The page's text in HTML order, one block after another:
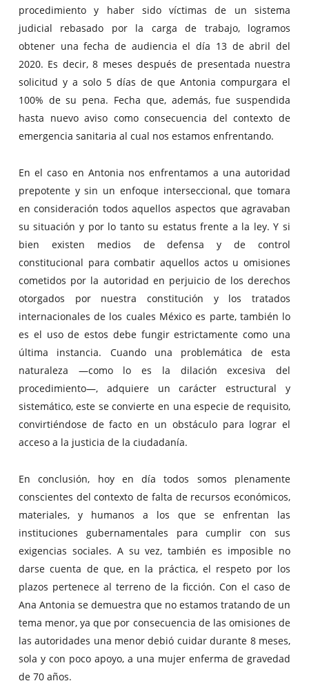
procedimiento y haber sido víctimas de un sistema
judicial rebasado por la carga de trabajo, logramos
obtener una fecha de audiencia el día 13 de abril del
2020. Es decir, 8 meses después de presentada nuestra
solicitud y a solo 5 días de que Antonia compurgara el
100% de su pena. Fecha que, además, fue suspendida
hasta nuevo aviso como consecuencia del contexto de
emergencia sanitaria al cual nos estamos enfrentando.
En el caso en Antonia nos enfrentamos a una autoridad
prepotente y sin un enfoque interseccional, que tomara
en consideración todos aquellos aspectos que agravaban
su situación y por lo tanto su estatus frente a la ley. Y si
bien existen medios de defensa y de control
constitucional para combatir aquellos actos u omisiones
cometidos por la autoridad en perjuicio de los derechos
otorgados por nuestra constitución y los tratados
internacionales de los cuales México es parte, también lo
es el uso de estos debe fungir estrictamente como una
última instancia. Cuando una problemática de esta
naturaleza —como lo es la dilación excesiva del
procedimiento—, adquiere un carácter estructural y
sistemático, este se convierte en una especie de requisito,
convirtiéndose de facto en un obstáculo para lograr el
acceso a la justicia de la ciudadanía.
En conclusión, hoy en día todos somos plenamente
conscientes del contexto de falta de recursos económicos,
materiales, y humanos a los que se enfrentan las
instituciones gubernamentales para cumplir con sus
exigencias sociales. A su vez, también es imposible no
darse cuenta de que, en la práctica, el respeto por los
plazos pertenece al terreno de la ficción. Con el caso de
Ana Antonia se demuestra que no estamos tratando de un
tema menor, ya que por consecuencia de las omisiones de
las autoridades una menor debió cuidar durante 8 meses,
sola y con poco apoyo, a una mujer enferma de gravedad
de 70 años.